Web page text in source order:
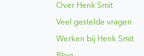
Over Henk Smit
Veel gestelde vragen
Werken bij Henk Smit